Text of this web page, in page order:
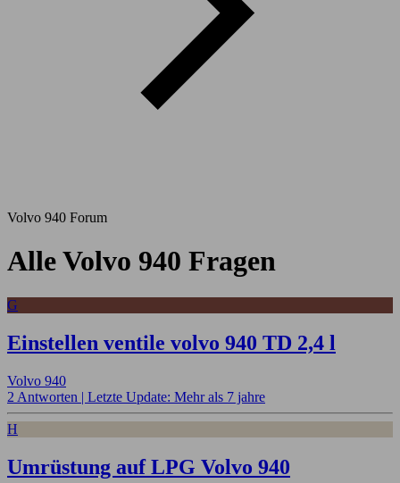
Volvo 940 Forum
Alle Volvo 940 Fragen
G
Einstellen ventile volvo 940 TD 2,4 l
Volvo 940
2 Antworten | Letzte Update: Mehr als 7 jahre
H
Umrüstung auf LPG Volvo 940